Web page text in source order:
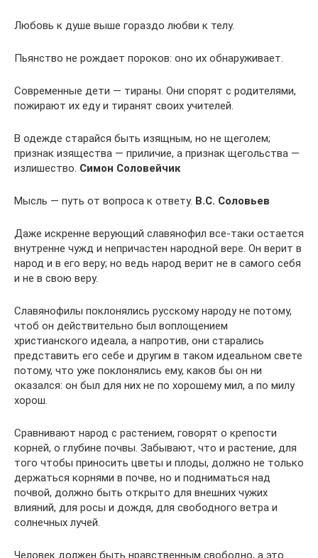
Любовь к душе выше гораздо любви к телу.
Пьянство не рождает пороков: оно их обнаруживает.
Современные дети — тираны. Они спорят с родителями,
пожирают их еду и тиранят своих учителей.
В одежде старайся быть изящным, но не щеголем;
признак изящества — приличие, а признак щегольства —
излишество. Симон Соловейчик
Мысль — путь от вопроса к ответу. В.С. Соловьев
Даже искренне верующий славянофил все-таки остается
внутренне чужд и непричастен народной вере. Он верит в
народ и в его веру; но ведь народ верит не в самого себя
и не в свою веру.
Славянофилы поклонялись русскому народу не потому,
чтоб он действительно был воплощением
христианского идеала, а напротив, они старались
представить его себе и другим в таком идеальном свете
потому, что уже поклонялись ему, каков бы он ни
оказался: он был для них не по хорошему мил, а по милу
хорош.
Сравнивают народ с растением, говорят о крепости
корней, о глубине почвы. Забывают, что и растение, для
того чтобы приносить цветы и плоды, должно не только
держаться корнями в почве, но и подниматься над
почвой, должно быть открыто для внешних чужих
влияний, для росы и дождя, для свободного ветра и
солнечных лучей.
Человек должен быть нравственным свободно, а это